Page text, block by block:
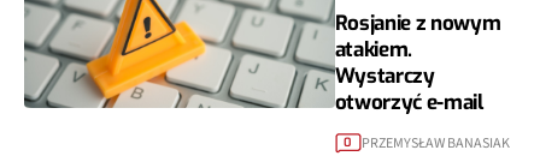
Rosjanie z nowym
atakiem.
Wystarczy
otworzyć e-mail
0 PRZEMYSŁAW BANASIAK